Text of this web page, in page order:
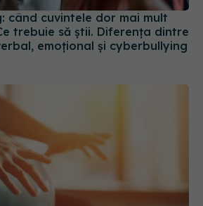
când cuvintele dor mai mult
trebuie să știi. Diferența dintre
emoțional și cyberbullying